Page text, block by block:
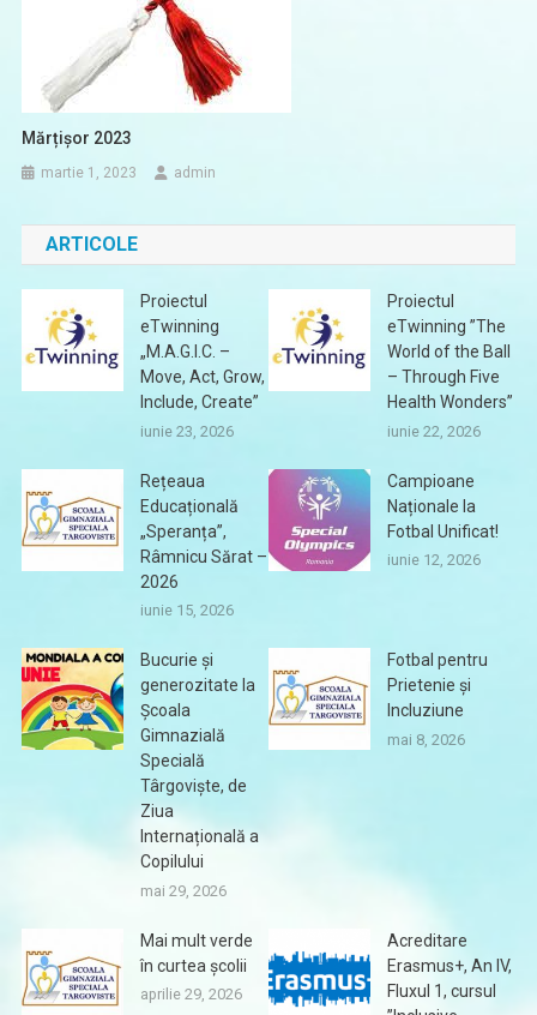
Mărțișor 2023
martie 1, 2023 admin
ARTICOLE
Proiectul
eTwinning
„M.A.G.I.C. –
Move, Act, Grow,
Include, Create”
iunie 23, 2026
Proiectul
eTwinning ”The
World of the Ball
– Through Five
Health Wonders”
iunie 22, 2026
Rețeaua
Educațională
„Speranța”,
Râmnicu Sărat –
2026
iunie 15, 2026
Campioane
Naționale la
Fotbal Unificat!
iunie 12, 2026
Bucurie și
generozitate la
Școala
Gimnazială
Specială
Târgoviște, de
Ziua
Internațională a
Copilului
mai 29, 2026
Fotbal pentru
Prietenie și
Incluziune
mai 8, 2026
Mai mult verde
în curtea școlii
aprilie 29, 2026
Acreditare
Erasmus+, An IV,
Fluxul 1, cursul